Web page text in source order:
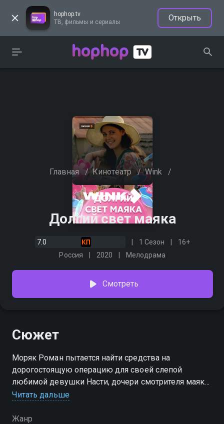
hophop.tv
ТВ, фильмы и сериалы
Открыть
Главная / Кинотеатр / Wink /
Долгий свет маяка
7.0 1 Сезон
16+
Россия
2020 Мелодрама
Смотреть
Сюжет
Моряк Роман пытается найти средства на
дорогостоящую операцию для своей слепой
любимой девушки Насти, дочери смотрителя маяка,
чтобы вернуть ей зрение. Но вместо денег он
его у маяка, который символизирует их чувства: она
Читать дальше
Жанр